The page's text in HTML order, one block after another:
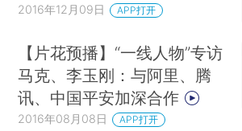
2016年12月09日 APP打开
【片花预播】“一线人物”专访
马克、李玉刚：与阿里、腾
讯、中国平安加深合作
2016年08月08日 APP打开